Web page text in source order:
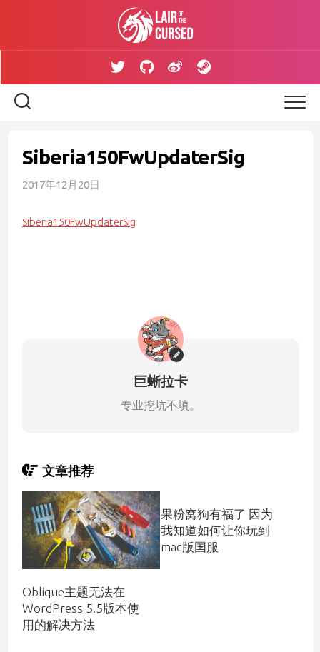
Siberia150FwUpdaterSig
2017年12月20日
Siberia150FwUpdaterSig
巨蜥拉卡
专业挖坑不填。
文章推荐
Oblique主题无法在
WordPress 5.5版本使
用的解决方法
果粉窝狗有福了 因为
我知道如何让你玩到
mac版国服